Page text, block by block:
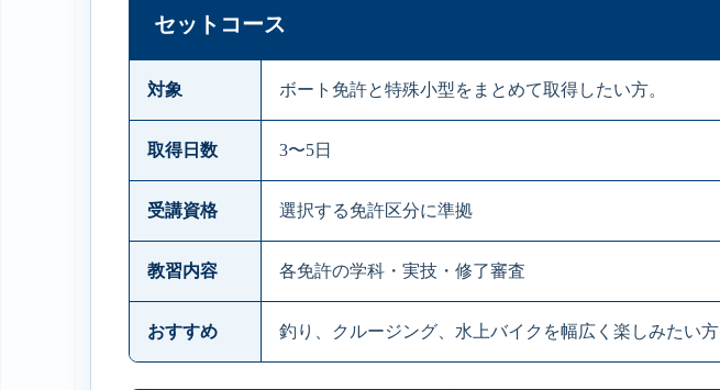
セットコース
対象 ボート免許と特殊小型をまとめて取得したい方。
取得日数 3〜5日
受講資格 選択する免許区分に準拠
教習内容 各免許の学科・実技・修了審査
おすすめ 釣り、クルージング、水上バイクを幅広く楽しみたい方